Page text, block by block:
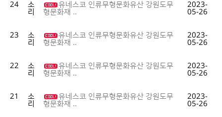
24
소
리
유네스코 인류무형문화유산 강원도무
형문화재 ..
2023-
05-26
23
소
리
유네스코 인류무형문화유산 강원도무
형문화재 ..
2023-
05-26
22
소
리
유네스코 인류무형문화유산 강원도무
형문화재 ..
2023-
05-26
21
소
리
유네스코 인류무형문화유산 강원도무
형문화재 ..
2023-
05-26